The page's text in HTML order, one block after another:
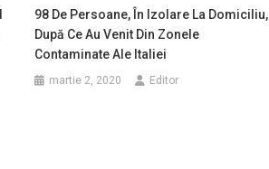
98 De Persoane, În Izolare La Domiciliu,
După Ce Au Venit Din Zonele
Contaminate Ale Italiei
martie 2, 2020 Editor